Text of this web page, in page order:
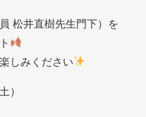
松井直樹先生門下）を
しみください
）